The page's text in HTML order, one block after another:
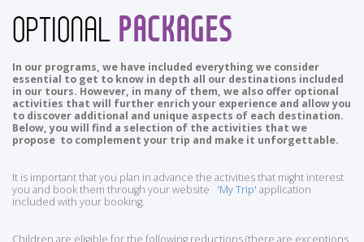
OPTIONAL PACKAGES
In our programs, we have included everything we consider
essential to get to know in depth all our destinations included
in our tours. However, in many of them, we also offer optional
activities that will further enrich your experience and allow you
to discover additional and unique aspects of each destination.
Below, you will find a selection of the activities that we
propose to complement your trip and make it unforgettable.
It is important that you plan in advance the activities that might interest
you and book them through your website 'My Trip' application
included with your booking.